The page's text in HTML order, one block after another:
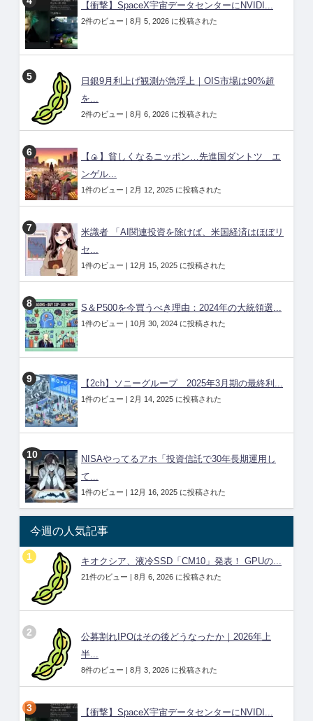
【衝撃】SpaceX宇宙データセンターにNVIDI...
2件のビュー | 8月 5, 2026 に投稿された
日銀9月利上げ観測が急浮上｜OIS市場は90%超
を...
2件のビュー | 8月 6, 2026 に投稿された
【🍙】貧しくなるニッポン…先進国ダントツ エ
ンゲル...
1件のビュー | 2月 12, 2025 に投稿された
米識者 「AI関連投資を除けば、米国経済はほぼリ
セ...
1件のビュー | 12月 15, 2025 に投稿された
S＆P500を今買うべき理由：2024年の大統領選...
1件のビュー | 10月 30, 2024 に投稿された
【2ch】ソニーグループ 2025年3月期の最終利...
1件のビュー | 2月 14, 2025 に投稿された
NISAやってるアホ「投資信託で30年長期運用し
て...
1件のビュー | 12月 16, 2025 に投稿された
今週の人気記事
キオクシア、液冷SSD「CM10」発表！ GPUの...
21件のビュー | 8月 6, 2026 に投稿された
公募割れIPOはその後どうなったか｜2026年上
半...
8件のビュー | 8月 3, 2026 に投稿された
【衝撃】SpaceX宇宙データセンターにNVIDI...